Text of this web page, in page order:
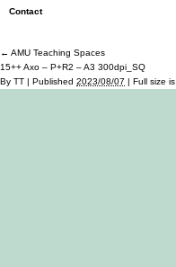
Contact
← AMU Teaching Spaces
15++ Axo – P+R2 – A3 300dpi_SQ
By TT | Published 2023/08/07 | Full size is